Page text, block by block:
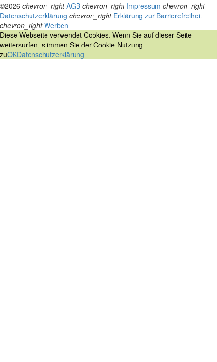
©2026 chevron_right AGB chevron_right Impressum chevron_right
Datenschutzerklärung chevron_right Erklärung zur Barrierefreiheit
chevron_right Werben
Diese Webseite verwendet Cookies. Wenn Sie auf dieser Seite
weitersurfen, stimmen Sie der Cookie-Nutzung
zuOKDatenschutzerklärung